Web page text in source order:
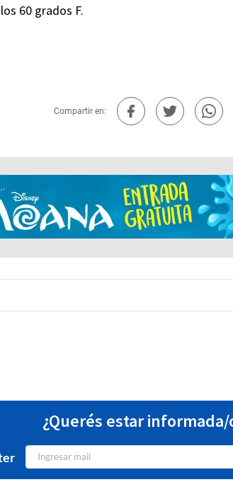
60 grados F.
Compartir en:
¿Querés estar informada/